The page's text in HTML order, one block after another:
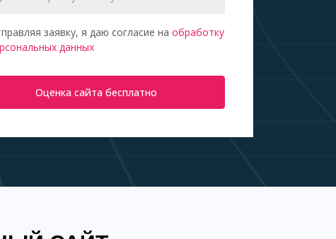
заявку, я даю согласие на обработку
данных
Оценка сайта бесплатно